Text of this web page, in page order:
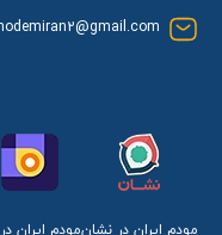
مودم ایران در نشانمودم ایران